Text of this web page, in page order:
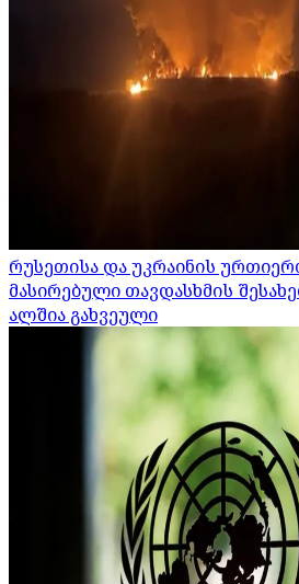
რუსეთისა და უკრაინის
მასირებული თავდასხმის
ალშია გახვეული